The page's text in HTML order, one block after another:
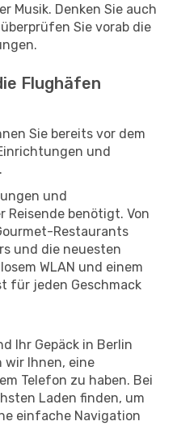
Musik. Denken Sie auch
Sie vorab die
Flughäfen
Sie bereits vor dem
und
und
Reisende benötigt. Von
Restaurants
und die neuesten
WLAN und einem
für jeden Geschmack
Ihr Gepäck in Berlin
wir Ihnen, eine
Telefon zu haben. Bei
Laden finden, um
einfache Navigation